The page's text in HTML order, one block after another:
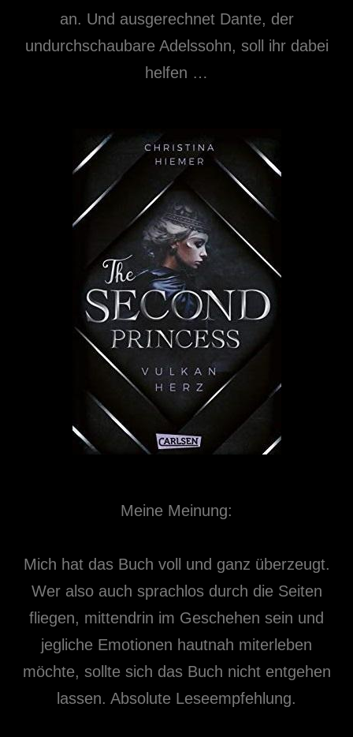
an. Und ausgerechnet Dante, der
undurchschaubare Adelssohn, soll ihr dabei
helfen …
Meine Meinung:
Mich hat das Buch voll und ganz überzeugt.
Wer also auch sprachlos durch die Seiten
fliegen, mittendrin im Geschehen sein und
jegliche Emotionen hautnah miterleben
möchte, sollte sich das Buch nicht entgehen
lassen. Absolute Leseempfehlung.